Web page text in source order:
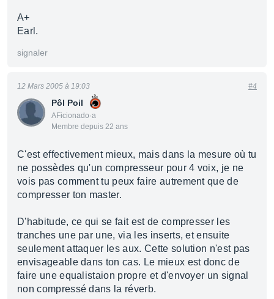
A+
Earl.
signaler
Pôl Poil
AFicionado·a
Membre depuis 22 ans
12 Mars 2005 à 19:03 #4
C'est effectivement mieux, mais dans la mesure où tu
ne possèdes qu'un compresseur pour 4 voix, je ne
vois pas comment tu peux faire autrement que de
compresser ton master.
D'habitude, ce qui se fait est de compresser les
tranches une par une, via les inserts, et ensuite
seulement attaquer les aux. Cette solution n'est pas
envisageable dans ton cas. Le mieux est donc de
faire une equalistaion propre et d'envoyer un signal
non compressé dans la réverb.